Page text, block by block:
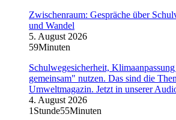
Zwischenraum: Gespräche über
und Wandel
5. August 2026
59Minuten
Schulwegesicherheit,
gemeinsam" nutzen. Das sind die
Umweltmagazin. Jetzt in unserer
4. August 2026
1Stunde55Minuten